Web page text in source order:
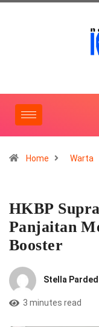
Home Warta
HKBP
Panjaitan
Booster
Stella
3 minutes read